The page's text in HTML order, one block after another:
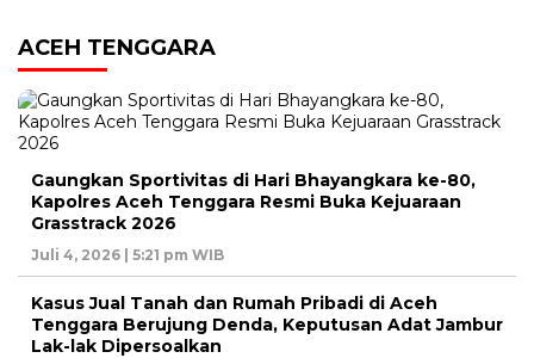
ACEH TENGGARA
Gaungkan Sportivitas di Hari Bhayangkara ke-80,
Kapolres Aceh Tenggara Resmi Buka Kejuaraan
Grasstrack 2026
Juli 4, 2026 | 5:21 pm WIB
Kasus Jual Tanah dan Rumah Pribadi di Aceh
Tenggara Berujung Denda, Keputusan Adat Jambur
Lak-lak Dipersoalkan